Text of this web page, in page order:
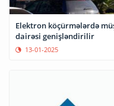
Elektron köçürmələrdə
dairəsi genişləndirilir
13-01-2025